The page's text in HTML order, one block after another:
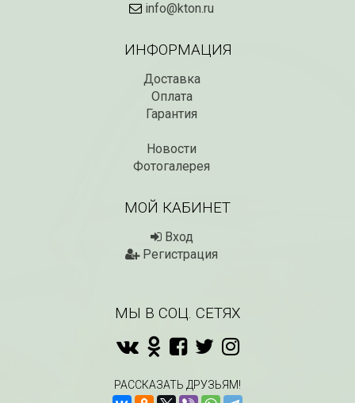
info@kton.ru
ИНФОРМАЦИЯ
Доставка
Оплата
Гарантия
Новости
Фотогалерея
МОЙ КАБИНЕТ
Вход
Регистрация
МЫ В СОЦ. СЕТЯХ
РАССКАЗАТЬ ДРУЗЬЯМ!